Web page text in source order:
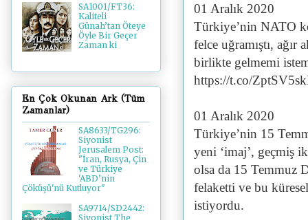
01 Aralık 2020
Türkiye’nin NATO
felce uğramıştı,
birlikte gelmemi
https://t.co/
01 Aralık 2020
Türkiye’nin 15
yeni ‘imaj’, geçmiş
olsa da 15 Temmuz
felaketti ve bu
istiyordu.
SA1001/FT36:
Kaliteli
Günah’tan Öteye
Öyle Bir Geçer
Zaman ki
En Çok Okunan Ark (Tüm
Zamanlar)
SA8633/TG296:
Siyonist
Jerusalem Post:
"İran, Rusya, Çin
ve Türkiye
'ABD’nin
Çöküşü'nü Kutluyor"
SA9714/SD2442:
Siyonist The